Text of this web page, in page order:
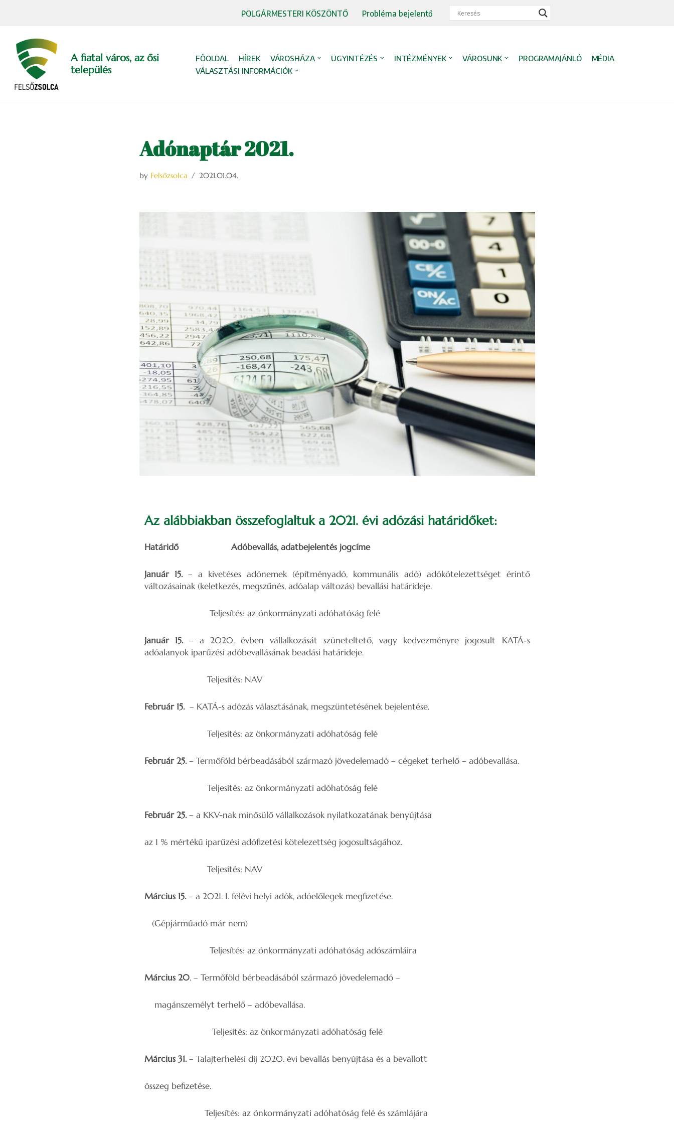
content
POLGÁRMESTERI KÖSZÖNTŐ Probléma bejelentő
A fiatal város, az ősi
település
FŐOLDAL HÍREK VÁROSHÁZA ÜGYINTÉZÉS INTÉZMÉNYEK VÁROSUNK PROGRAMAJÁNLÓ
MÉDIA
VÁLASZTÁSI INFORMÁCIÓK
Adónaptár 2021.
by Felsőzsolca 2021.01.04.
Az alábbiakban összefoglaltuk a 2021. évi adózási határidőket:
Határidő Adóbevallás, adatbejelentés jogcíme
Január 15.– a kivetéses adónemek (építményadó, kommunális adó) adókötelezettséget érintő
változásainak (keletkezés, megszűnés, adóalap változás) bevallási határideje.
Teljesítés: az önkormányzati adóhatóság felé
Január 15.– a 2020. évben vállalkozását szüneteltető, vagy kedvezményre jogosult KATÁ-s
adóalanyok iparűzési adóbevallásának beadási határideje.
Teljesítés: NAV
Február 15.– KATÁ-s adózás választásának, megszüntetésének bejelentése.
Teljesítés: az önkormányzati adóhatóság felé
Február 25.– Termőföld bérbeadásából származó jövedelemadó – cégeket terhelő – adóbevallása.
Teljesítés: az önkormányzati adóhatóság felé
Február 25.– a KKV-nak minősülő vállalkozások nyilatkozatának benyújtása
az 1 % mértékű iparűzési adófizetési kötelezettség jogosultságához.
Teljesítés: NAV
Március 15.– a 2021. I. félévi helyi adók, adóelőlegek megfizetése.
(Gépjárműadó már nem)
Teljesítés: az önkormányzati adóhatóság adószámláira
Március 20. – Termőföld bérbeadásából származó jövedelemadó –
magánszemélyt terhelő – adóbevallása.
Teljesítés: az önkormányzati adóhatóság felé
Március 31.– Talajterhelési díj 2020. évi bevallás benyújtása és a bevallott
összeg befizetése.
Teljesítés: az önkormányzati adóhatóság felé és számlájára